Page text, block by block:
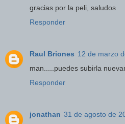
gracias por la peli, saludos
Responder
Raul Briones 12 de marzo
man.....puedes subirla
Responder
jonathan 31 de agosto de